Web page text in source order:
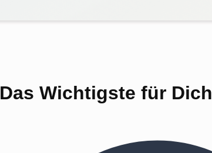
Das Wichtigste für Dich